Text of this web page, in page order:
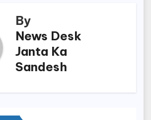
By
News Desk
Janta Ka
Sandesh